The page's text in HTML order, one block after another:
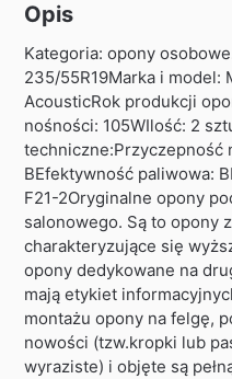
Opis
Kategoria: opony
235/55R19Marka i model:
AcousticRok produkcji
nośności: 105WIlość: 2
techniczne:Przyczepność
BEfektywność paliwowa:
F21-2Oryginalne opony
salonowego. Są to opony
charakteryzujące się
opony dedykowane na
mają etykiet
montażu opony na felgę,
nowości (tzw.kropki lub
wyraziste) i objęte są